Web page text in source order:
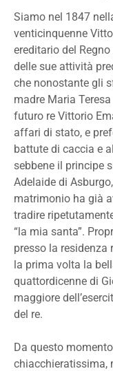
Siamo nel 1847
venticinquenne
ereditario del
delle sue attività
che nonostante gli
madre Maria
futuro re Vittorio
affari di stato, e
battute di caccia e
sebbene il principe
Adelaide di
matrimonio ha già
tradire
“la mia santa”.
presso la residenza
la prima volta la
quattordicenne di
maggiore
del re.
Da questo
chiacchieratissima,